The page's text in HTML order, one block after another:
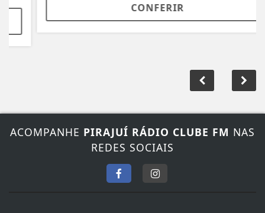
CONFERIR
ACOMPANHEPIRAJUÍ RÁDIO CLUBE FMNAS
REDES SOCIAIS